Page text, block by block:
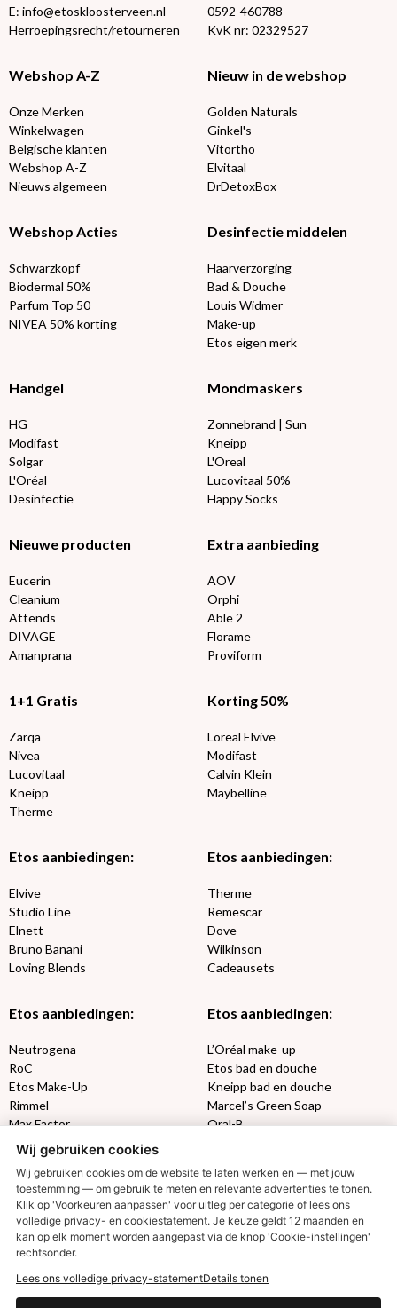
E: info@etoskloosterveen.nl
Herroepingsrecht/retourneren
0592-460788
KvK nr: 02329527
Webshop A-Z
Onze Merken
Winkelwagen
Belgische klanten
Webshop A-Z
Nieuws algemeen
Nieuw in de webshop
Golden Naturals
Ginkel's
Vitortho
Elvitaal
DrDetoxBox
Webshop Acties
Schwarzkopf
Biodermal 50%
Parfum Top 50
NIVEA 50% korting
Desinfectie middelen
Haarverzorging
Bad & Douche
Louis Widmer
Make-up
Etos eigen merk
Handgel
HG
Modifast
Solgar
L'Oréal
Desinfectie
Mondmaskers
Zonnebrand | Sun
Kneipp
L'Oreal
Lucovitaal 50%
Happy Socks
Nieuwe producten
Eucerin
Cleanium
Attends
DIVAGE
Amanprana
Extra aanbieding
AOV
Orphi
Able 2
Florame
Proviform
1+1 Gratis
Zarqa
Nivea
Lucovitaal
Kneipp
Therme
Korting 50%
Loreal Elvive
Modifast
Calvin Klein
Maybelline
Etos aanbiedingen:
Elvive
Studio Line
Elnett
Bruno Banani
Loving Blends
Etos aanbiedingen:
Therme
Remescar
Dove
Wilkinson
Cadeausets
Etos aanbiedingen:
Neutrogena
RoC
Etos Make-Up
Rimmel
Max Factor
Etos aanbiedingen:
L’Oréal make-up
Etos bad en douche
Kneipp bad en douche
Marcel’s Green Soap
Oral-B
Etos aanbiedingen:
Aussie
Gillette
Gezichtsverzorging
Syoss
DETOXEN
Always
Libresse
Gliss Kur
Etos billendoekjes
Wij gebruiken cookies
Wij gebruiken cookies om de website te laten werken en — met jouw
toestemming — om gebruik te meten en relevante advertenties te tonen.
Klik op 'Voorkeuren aanpassen' voor uitleg per categorie of lees ons
volledige privacy- en cookiestatement. Je keuze geldt 12 maanden en
kan op elk moment worden aangepast via de knop 'Cookie-instellingen'
rechtsonder.
Lees ons volledige privacy-statementDetails tonen
€2,50 korting?